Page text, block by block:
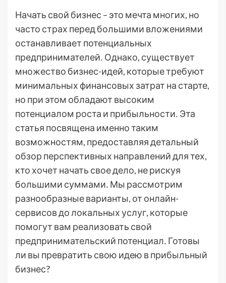
Начать свой бизнес – это мечта многих, но
часто страх перед большими вложениями
останавливает потенциальных
предпринимателей․ Однако, существует
множество бизнес-идей, которые требуют
минимальных финансовых затрат на старте,
но при этом обладают высоким
потенциалом роста и прибыльности․ Эта
статья посвящена именно таким
возможностям, предоставляя детальный
обзор перспективных направлений для тех,
кто хочет начать свое дело, не рискуя
большими суммами․ Мы рассмотрим
разнообразные варианты, от онлайн-
сервисов до локальных услуг, которые
помогут вам реализовать свой
предпринимательский потенциал․ Готовы
ли вы превратить свою идею в прибыльный
бизнес?